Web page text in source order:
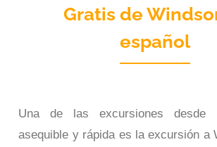
Gratis de
español
Una de las excursiones desde
asequible y rápida es la excursión a